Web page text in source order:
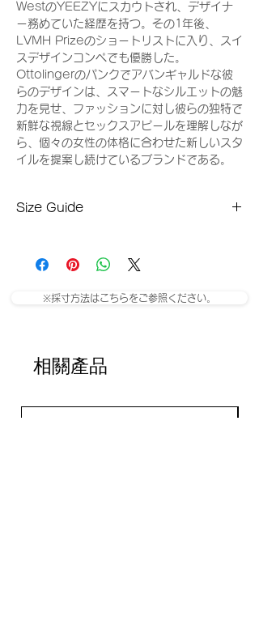
WestのYEEZYにスカウトされ、デザイナ
ー務めていた経歴を持つ。その1年後、
LVMH Prizeのショートリストに入り、スイ
スデザインコンペでも優勝した。
Ottolingerのパンクでアバンギャルドな彼
らのデザインは、スマートなシルエットの魅
力を見せ、ファッションに対し彼らの独特で
新鮮な視線とセックスアピールを理解しなが
ら、個々の女性の体格に合わせた新しいスタ
イルを提案し続けているブランドである。
Size Guide
※採寸方法はこちらをご参照ください。
相關產品